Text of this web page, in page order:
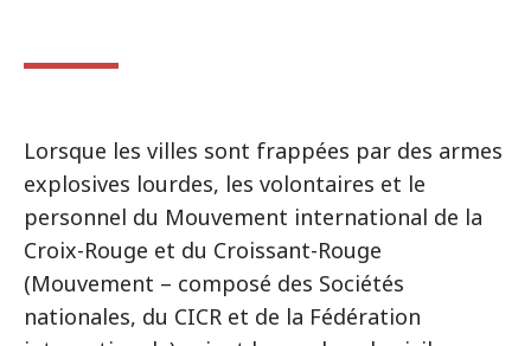
Lorsque les villes sont frappées par des armes
explosives lourdes, les volontaires et le
personnel du Mouvement international de la
Croix-Rouge et du Croissant-Rouge
(Mouvement – composé des Sociétés
nationales, du CICR et de la Fédération